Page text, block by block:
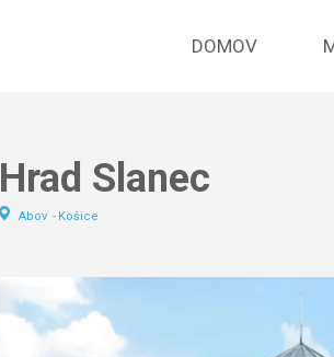
DOMOV
Hrad Slanec
Abov Košice